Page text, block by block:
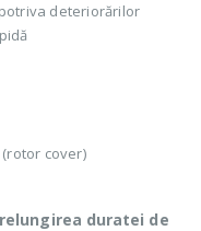
deteriorărilor
cover)
duratei de